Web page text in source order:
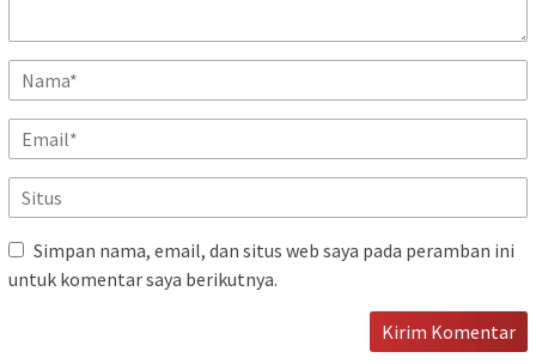
Simpan nama, email, dan situs web saya pada peramban ini
untuk komentar saya berikutnya.